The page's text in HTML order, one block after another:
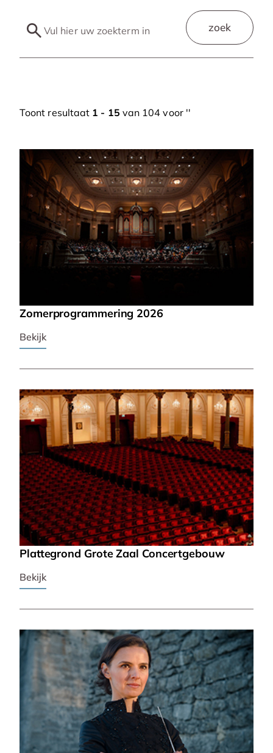
zoek
Toont resultaat 1 - 15 van 104 voor ''
Zomerprogrammering 2026
Bekijk
Plattegrond Grote Zaal Concertgebouw
Bekijk